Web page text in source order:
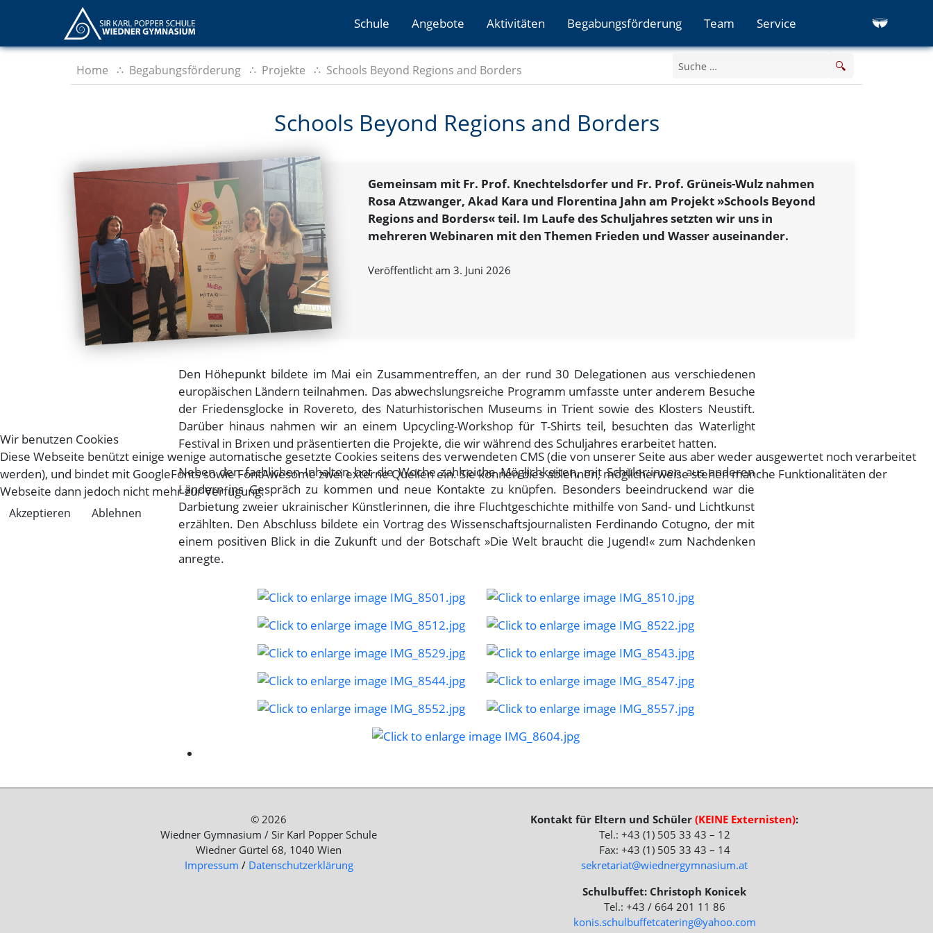
Schule Angebote Aktivitäten Begabungsförderung Team Service
Home Begabungsförderung Projekte Schools Beyond Regions and Borders 🔍
Schools Beyond Regions and Borders
Gemeinsam mit Fr. Prof. Knechtelsdorfer und Fr. Prof. Grüneis-Wulz nahmen
Rosa Atzwanger, Akad Kara und Florentina Jahn am Projekt »Schools Beyond
Regions and Borders« teil. Im Laufe des Schuljahres setzten wir uns in
mehreren Webinaren mit den Themen Frieden und Wasser auseinander.
Veröffentlicht am 3. Juni 2026
Den Höhepunkt bildete im Mai ein Zusammentreffen, an der rund 30 Delegationen aus verschiedenen
europäischen Ländern teilnahmen. Das abwechslungsreiche Programm umfasste unter anderem Besuche
der Friedensglocke in Rovereto, des Naturhistorischen Museums in Trient sowie des Klosters Neustift.
Darüber hinaus nahmen wir an einem Upcycling-Workshop für T-Shirts teil, besuchten das Waterlight
Festival in Brixen und präsentierten die Projekte, die wir während des Schuljahres erarbeitet hatten.
Neben den fachlichen Inhalten bot die Woche zahlreiche Möglichkeiten, mit Schüler:innen aus anderen
Ländern ins Gespräch zu kommen und neue Kontakte zu knüpfen. Besonders beeindruckend war die
Darbietung zweier ukrainischer Künstlerinnen, die ihre Fluchtgeschichte mithilfe von Sand- und Lichtkunst
erzählten. Den Abschluss bildete ein Vortrag des Wissenschaftsjournalisten Ferdinando Cotugno, der mit
einem positiven Blick in die Zukunft und der Botschaft »Die Welt braucht die Jugend!« zum Nachdenken
anregte.
© 2026
Wiedner Gymnasium / Sir Karl Popper Schule
Wiedner Gürtel 68, 1040 Wien
Impressum / Datenschutzerklärung
Kontakt für Eltern und Schüler (KEINE Externisten):
Tel.: +43 (1) 505 33 43 – 12
Fax: +43 (1) 505 33 43 – 14
sekretariat@wiednergymnasium.at
Schulbuffet: Christoph Konicek
Tel.: +43 / 664 201 11 86
konis.schulbuffetcatering@yahoo.com
Wir benutzen Cookies
Diese Webseite benützt einige wenige automatische gesetzte Cookies seitens des verwendeten CMS (die von unserer Seite aus aber weder ausgewertet noch verarbeitet
werden), und bindet mit GoogleFonts sowie FontAwesome zwei externe Quellen ein. Sie können dies ablehnen, möglicherweise stehen manche Funktionalitäten der
Webseite dann jedoch nicht mehr zur Verfügung.
Akzeptieren Ablehnen